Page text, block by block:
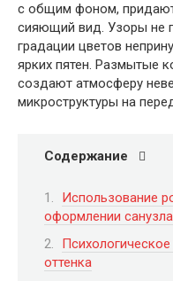
с общим фоном, придают
сияющий вид. Узоры не
градации цветов
ярких пятен. Размытые
создают атмосферу
микроструктуры на
Содержание
Использование
оформлении санузла
оттенка